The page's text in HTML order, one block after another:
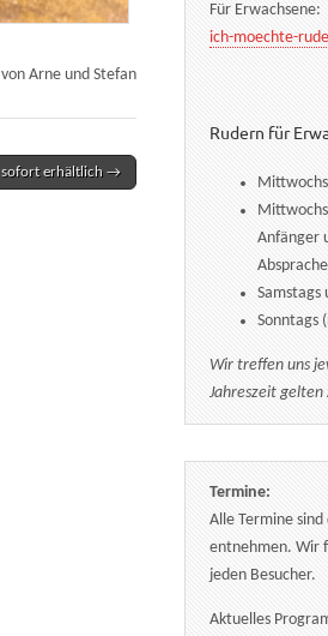
von Arne und Stefan
sofort erhältlich →
Für Erwachsene:
ich-moechte-
Rudern für
Anfänger
Samstags
Sonntags
Wir treffen uns
Jahreszeit gelten
Termine:
Alle Termine
entnehmen. Wir
jeden Besucher.
Aktuelles